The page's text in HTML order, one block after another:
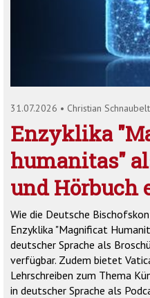
31.07.2026 • Christian Schnaubelt
Enzyklika
humanitas"
und Hörbuch
Wie die Deutsche
Enzyklika "Magnificat
deutscher Sprache als
verfügbar. Zudem bietet
Lehrschreiben zum Thema
in deutscher Sprache als